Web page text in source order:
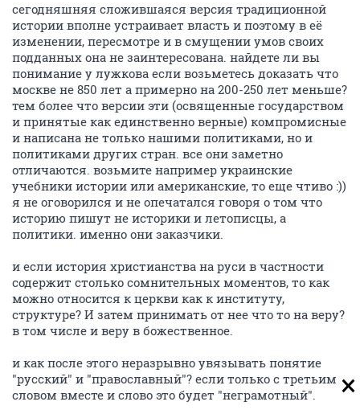
сегодняшняя сложившаяся версия традиционной
истории вполне устраивает власть и поэтому в её
изменении, пересмотре и в смущении умов своих
подданных она не заинтересована. найдете ли вы
понимание у лужкова если возьметесь доказать что
москве не 850 лет а примерно на 200-250 лет меньше?
тем более что версии эти (освященные государством
и принятые как единственно верные) компромисные
и написана не только нашими политиками, но и
политиками других стран. все они заметно
отличаются. возьмите например украинские
учебники истории или американские, то еще чтиво :))
я не оговорился и не опечатался говоря о том что
историю пишут не историки и летописцы, а
политики. именно они заказчики.
и если история христианства на руси в частности
содержит столько сомнительных моментов, то как
можно относится к церкви как к институту,
структуре? И затем принимать от нее что то на веру?
в том числе и веру в божественное.
и как после этого неразрывно увязывать понятие
"русский" и "православный"? если только с третьим
словом вместе и слово это будет "неграмотный".